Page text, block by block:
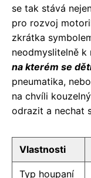
se tak stává
pro rozvoj
zkrátka
neodmyslitelně k
na kterém se
pneumatika,
na chvíli
odrazit a nechat
Vlastnosti
Typ houpaní